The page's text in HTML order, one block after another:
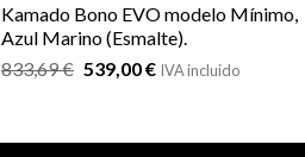
original
era:
833,69 €.
actual
es:
539,00 €.
Kamado Bono EVO modelo Mínimo,
Azul Marino (Esmalte).
833,69€ El
era:
539,00€El
es:
IVA incluido